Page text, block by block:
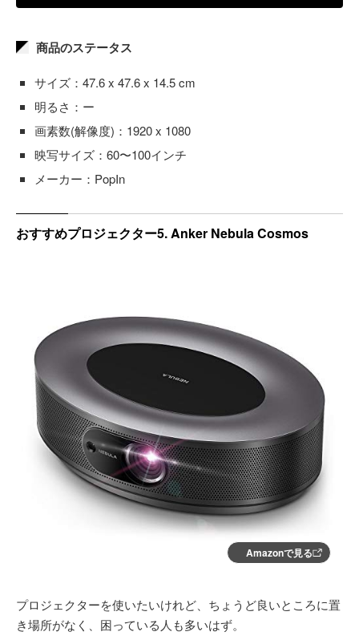
商品のステータス
サイズ：47.6 x 47.6 x 14.5 cm
明るさ：ー
画素数(解像度)：1920 x 1080
映写サイズ：60〜100インチ
メーカー：PopIn
おすすめプロジェクター5. Anker Nebula Cosmos
Amazonで見る
プロジェクターを使いたいけれど、ちょうど良いところに置
き場所がなく、困っている人も多いはず。